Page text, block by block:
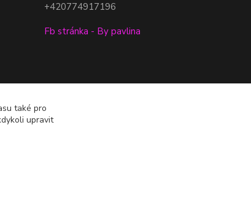
+420774917196
Fb stránka - By pavlina
také pro
upravit